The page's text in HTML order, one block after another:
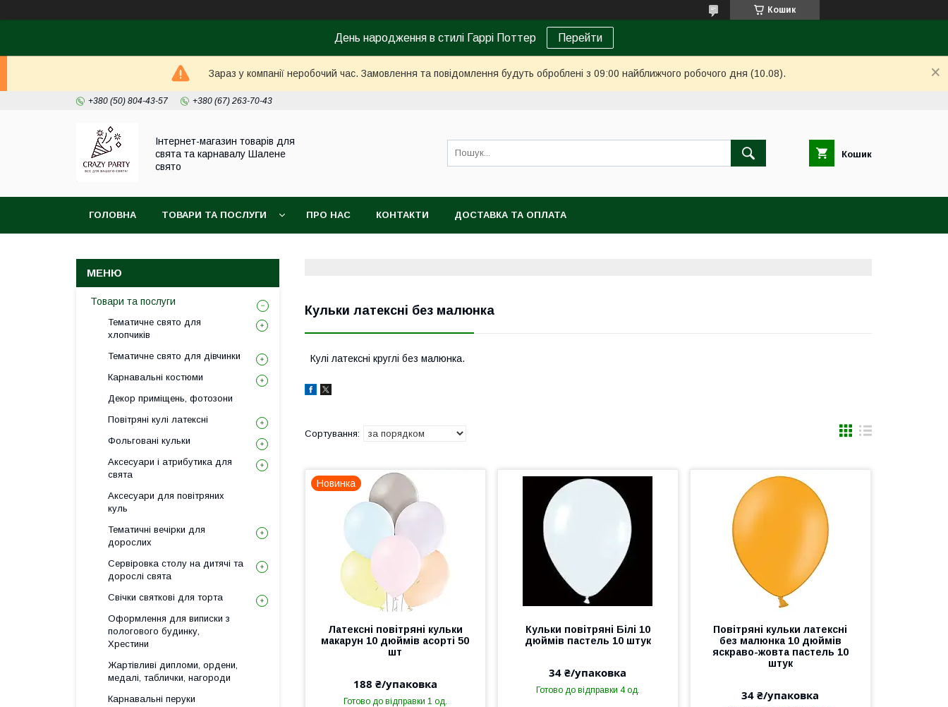
Кошик
День народження в стилі Гаррі Поттер Перейти
Зараз у компанії неробочий час. Замовлення та повідомлення будуть оброблені з 09:00 найближчого робочого дня (10.08).
+380 (50) 804-43-57 +380 (67) 263-70-43
Інтернет-магазин товарів для
свята та карнавалу Шалене
свято
Кошик
ГОЛОВНА ТОВАРИ ТА ПОСЛУГИ ПРО НАС КОНТАКТИ ДОСТАВКА ТА ОПЛАТА
Кульки латексні без малюнка
Кулі латексні круглі без малюнка.
Новинка
Латексні повітряні кульки
макарун 10 дюймів асорті 50
шт
188 ₴/упаковка
Готово до відправки 1 од.
Кульки повітряні Білі 10
дюймів пастель 10 штук
34 ₴/упаковка
Готово до відправки 4 од.
Повітряні кульки латексні
без малюнка 10 дюймів
яскраво-жовта пастель 10
штук
34 ₴/упаковка
Товари та послуги
Тематичне свято для
хлопчиків
Тематичне свято для дівчинки
Карнавальні костюми
Декор приміщень, фотозони
Повітряні кулі латексні
Фольговані кульки
Аксесуари і атрибутика для
свята
Аксесуари для повітряних
куль
Тематичні вечірки для
дорослих
Сервіровка столу на дитячі та
дорослі свята
Свічки святкові для торта
Оформлення для виписки з
пологового будинку,
Хрестини
Жартівливі дипломи, ордени,
медалі, таблички, нагороди
Карнавальні перуки